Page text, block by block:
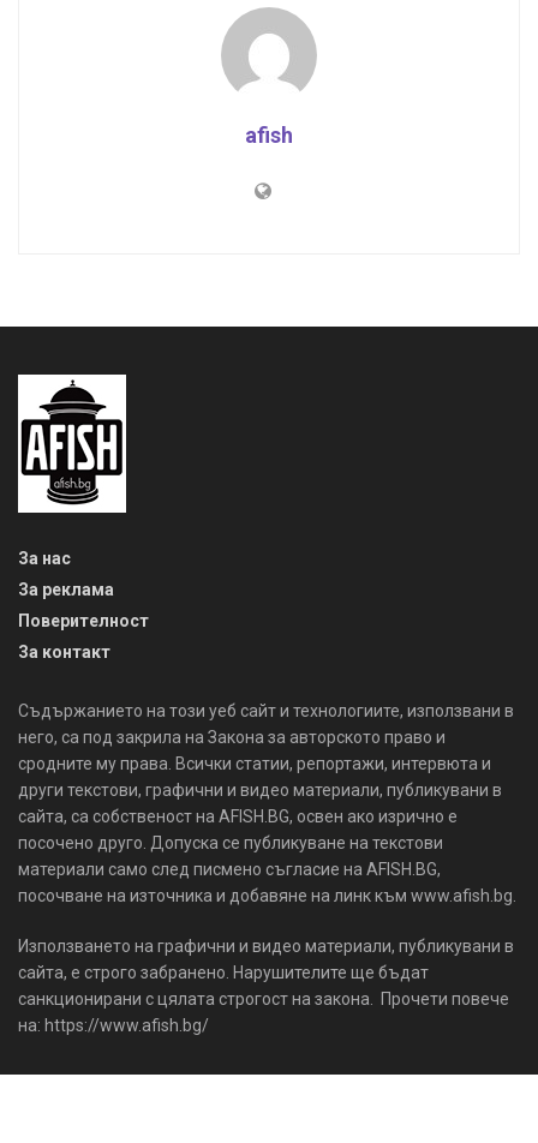
afish
За нас
За реклама
Поверителност
За контакт
Съдържанието на този уеб сайт и технологиите, използвани в
него, са под закрила на Закона за авторското право и
сродните му права. Всички статии, репортажи, интервюта и
други текстови, графични и видео материали, публикувани в
сайта, са собственост на AFISH.BG, освен ако изрично е
посочено друго. Допуска се публикуване на текстови
материали само след писмено съгласие на AFISH.BG,
посочване на източника и добавяне на линк към www.afish.bg.
Използването на графични и видео материали, публикувани в
сайта, е строго забранено. Нарушителите ще бъдат
санкционирани с цялата строгост на закона. Прочети повече
на: https://www.afish.bg/